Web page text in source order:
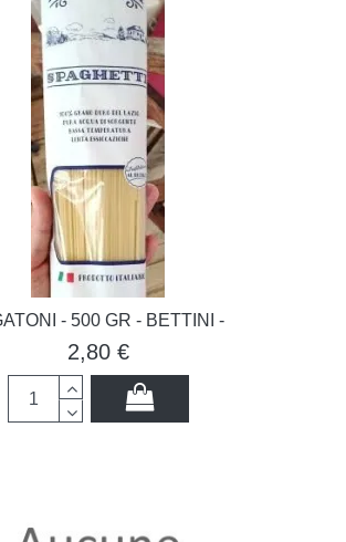
- 500 GR - BETTINI -
2,80 €